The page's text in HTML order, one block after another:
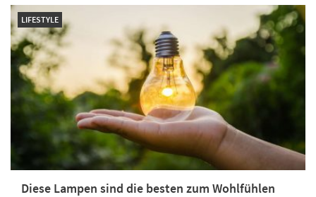
LIFESTYLE
Diese Lampen sind die besten zum Wohlfühlen